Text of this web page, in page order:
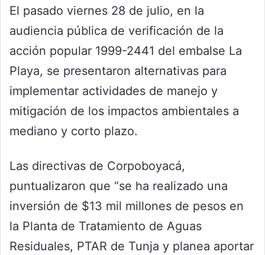
El pasado viernes 28 de julio, en la
audiencia pública de verificación de la
acción popular 1999-2441 del embalse La
Playa, se presentaron alternativas para
implementar actividades de manejo y
mitigación de los impactos ambientales a
mediano y corto plazo.
Las directivas de Corpoboyacá,
puntualizaron que “se ha realizado una
inversión de $13 mil millones de pesos en
la Planta de Tratamiento de Aguas
Residuales, PTAR de Tunja y planea aportar